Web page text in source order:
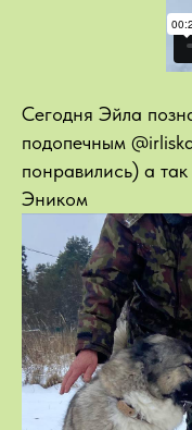
Сегодня Эйла
подопечным
понравились) а
Эником